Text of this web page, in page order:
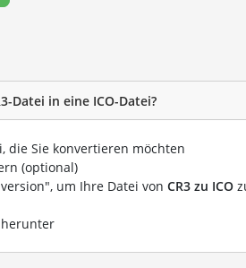
Datei in eine ICO-Datei?
die Sie konvertieren möchten
(optional)
um Ihre Datei von CR3 zu ICO